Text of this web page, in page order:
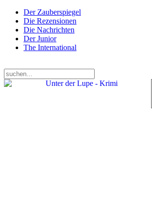
Der Zauberspiegel
Die Rezensionen
Die Nachrichten
Der Junior
The International